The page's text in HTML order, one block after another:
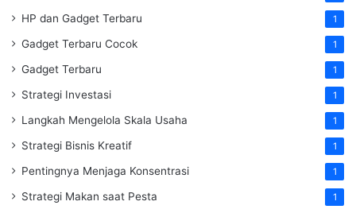
HP dan Gadget Terbaru 1
Gadget Terbaru Cocok 1
Gadget Terbaru 1
Strategi Investasi 1
Langkah Mengelola Skala Usaha 1
Strategi Bisnis Kreatif 1
Pentingnya Menjaga Konsentrasi 1
Strategi Makan saat Pesta 1